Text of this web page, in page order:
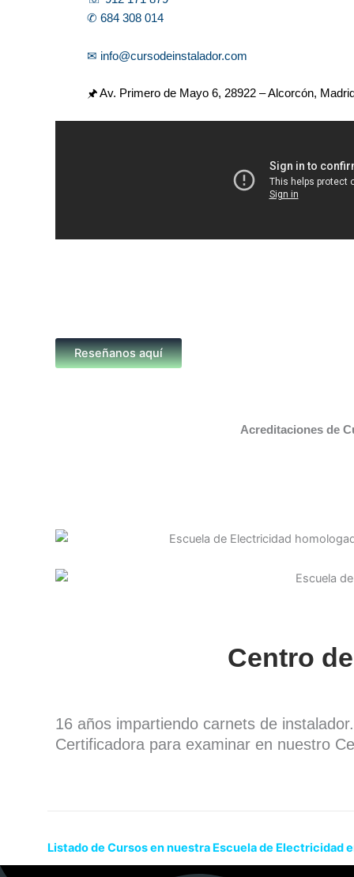
✆ 684 308 014
✉ info@cursodeinstalador.com
🖈 Av. Primero de Mayo 6, 28922 – Alcorcón,
Reseñanos aquí
Acreditaciones de
Centro
16 años impartiendo carnets de
Certificadora para examinar en nuestro
Listado de Cursos en nuestra Escuela de Electricidad